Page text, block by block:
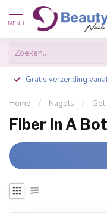
MENU
Gratis verzending
Home / Nagels / Gel
Fiber In A